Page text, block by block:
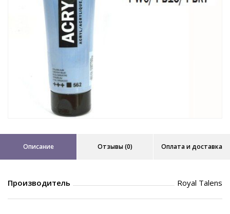
Описание Отзывы (0) Оплата и доставка
Производитель Royal Talens